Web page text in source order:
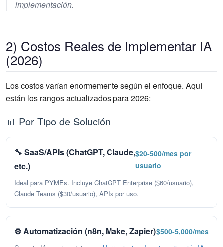
implementación.
2) Costos Reales de Implementar IA
(2026)
Los costos varían enormemente según el enfoque. Aquí
están los rangos actualizados para 2026:
📊 Por Tipo de Solución
🔧 SaaS/APIs (ChatGPT, Claude,
etc.)
$20-500/mes por
usuario
Ideal para PYMEs. Incluye ChatGPT Enterprise ($60/usuario),
Claude Teams ($30/usuario), APIs por uso.
⚙️ Automatización (n8n, Make, Zapier)$500-5,000/mes